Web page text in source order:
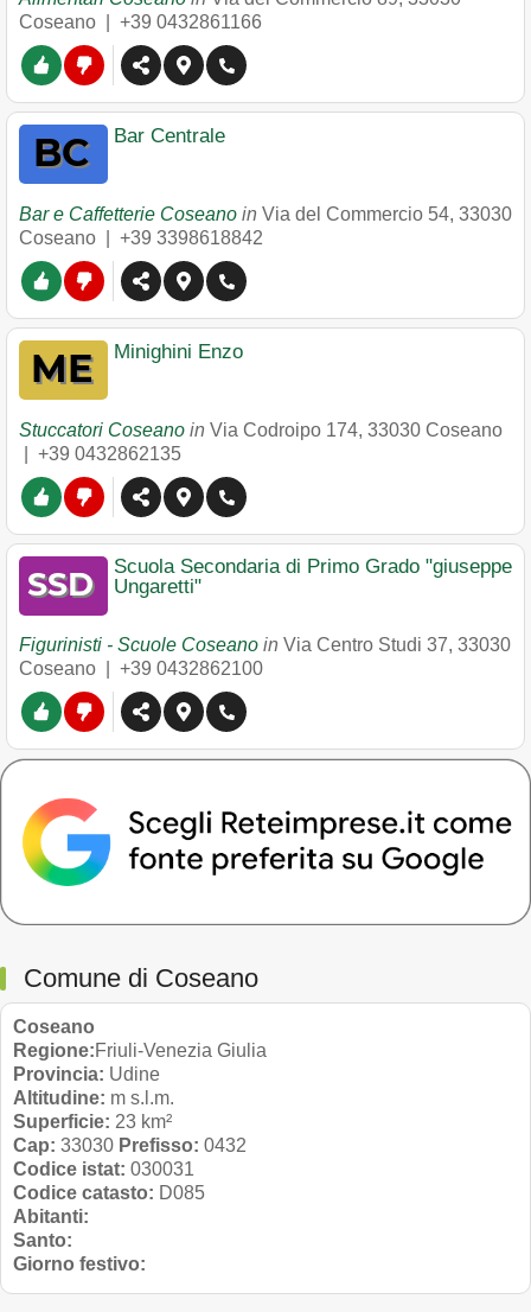
Coseano
+39 0432861166
Bar Centrale
Bar e Caffetterie Coseano in Via del Commercio 54, 33030
Coseano
+39 3398618842
Minighini Enzo
Stuccatori Coseano in Via Codroipo 174, 33030 Coseano
+39 0432862135
Scuola Secondaria di Primo Grado "giuseppe
Ungaretti"
Figurinisti - Scuole Coseano in Via Centro Studi 37, 33030
Coseano
+39 0432862100
Comune di Coseano
Coseano
Regione:Friuli-Venezia Giulia
Provincia: Udine
Altitudine: m s.l.m.
Superficie: 23 km²
Cap: 33030 Prefisso: 0432
Codice istat: 030031
Codice catasto: D085
Abitanti:
Santo:
Giorno festivo: